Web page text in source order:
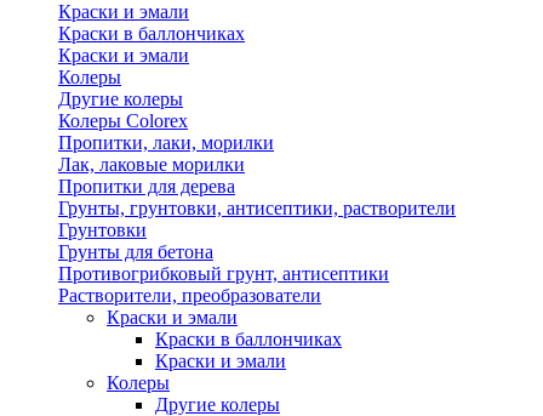
Краски и эмали
Краски в баллончиках
Краски и эмали
Колеры
Другие колеры
Колеры Colorex
Пропитки, лаки, морилки
Лак, лаковые морилки
Пропитки для дерева
Грунты, грунтовки, антисептики, растворители
Грунтовки
Грунты для бетона
Противогрибковый грунт, антисептики
Растворители, преобразователи
Краски и эмали
Краски в баллончиках
Краски и эмали
Колеры
Другие колеры